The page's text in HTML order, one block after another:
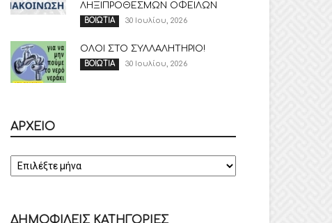
ΛΗΞΙΠΡΟΘΕΣΜΩΝ ΟΦΕΙΛΩΝ
ΒΟΙΩΤΙΑ 30 Ιουλίου, 2026
ΟΛΟΙ ΣΤΟ ΣΥΛΛΑΛΗΤΗΡΙΟ!
ΒΟΙΩΤΙΑ 30 Ιουλίου, 2026
ΑΡΧΕΙΟ
ΔΗΜΟΦΙΛΕΙΣ ΚΑΤΗΓΟΡΙΕΣ